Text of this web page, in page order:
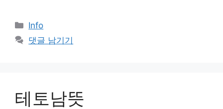
카
테
고
Info
댓글 남기기
테토남뜻